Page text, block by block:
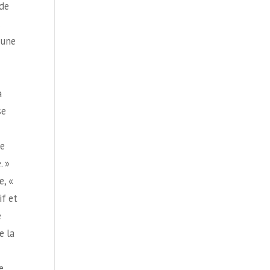
conscience spécifique. Vous nous répondez que ce n’est pas grave, car il existe une clause de conscience générale. Or, cela a déjà